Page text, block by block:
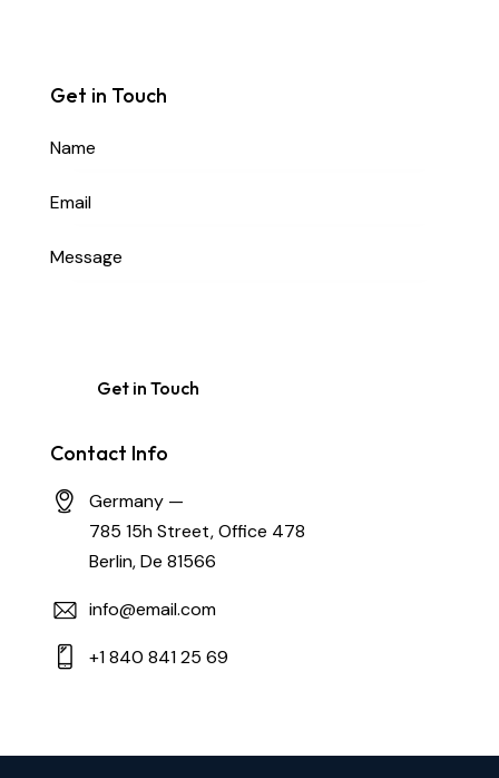
Get in Touch
Contact Info
Germany —
785 15h Street, Office 478
Berlin, De 81566
info@email.com
+1 840 841 25 69